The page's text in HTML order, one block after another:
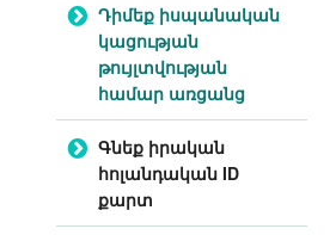
Դիմեք իսպանական
կացության
թույլտվության
համար առցանց
Գնեք իրական
հոլանդական ID
քարտ